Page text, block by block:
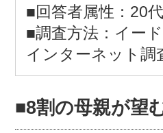
■回答者属性：20
■調査方法：イー
インターネット調
■8割の母親が望